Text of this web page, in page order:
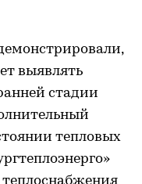
выявлять
стадии
тепловых
теплоснабжения